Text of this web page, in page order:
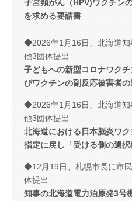
子宮頸がん（HPV)ワクチン
を求める要請書
◆2026年1月16日、北海道知
他3団体提出
子どもへの新型コロナワク
びワクチンの副反応被害者
◆2026年1月16日、北海道知
他3団体提出
北海道における日本脳炎ワ
指定に戻し「受ける側の選
◆12月19日、札幌市長に市
体提出
知事の北海道電力泊原発3号